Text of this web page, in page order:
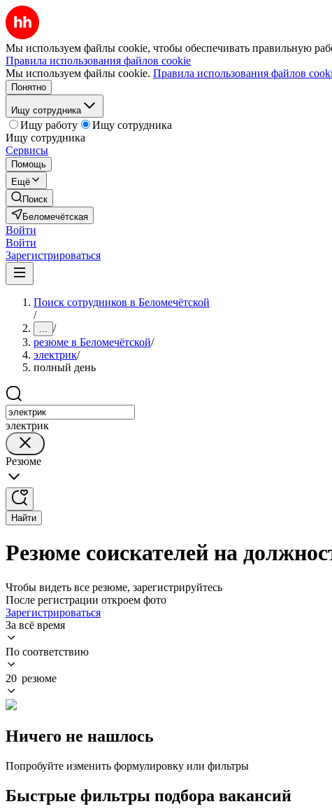
Мы используем файлы cookie, чтобы обеспечивать правильную
Правила использования файлов cookie
Мы используем файлы cookie. Правила использования файлов
Понятно
Ищу сотрудника
Ищу работу
Ищу сотрудника
Ищу сотрудника
Сервисы
Помощь
Ещё
Поиск
Беломечётская
Войти
Войти
Зарегистрироваться
Поиск сотрудников в Беломечётской
/
... /
резюме в Беломечётской/
электрик/
полный день
электрик
Резюме
Найти
Резюме соискателей на
Чтобы видеть все резюме, зарегистрируйтесь
После регистрации откроем фото
Зарегистрироваться
За всё время
По соответствию
20 резюме
Ничего не нашлось
Попробуйте изменить формулировку или фильтры
Быстрые фильтры подбора вакансий